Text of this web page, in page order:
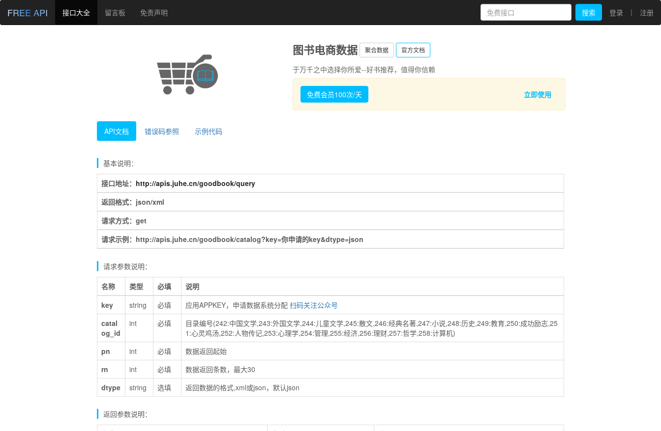
FREE API 接口大全 留言板 免责声明 搜索 登录 | 注册
图书电商数据 聚合数据 官方文档
于万千之中选择你所爱--好书推荐，值得你信赖
免费会员100次/天 立即使用
API文档 错误码参照 示例代码
基本说明：
接口地址： http://apis.juhe.cn/goodbook/query
返回格式：json/xml
请求方式：get
请求示例：http://apis.juhe.cn/goodbook/catalog?key=你申请的key&dtype=json
请求参数说明：
名称 类型 必填
说明
key
string 必填 应用APPKEY，申请数据系统分配 扫码关注公众号
catal
og_id
int 必填
目录编号(242:中国文学,243:外国文学,244:儿童文学,245:散文,246:经典名著,247:小说,248:历史,249:教育,250:成功励志,25
1:心灵鸡汤,252:人物传记,253:心理学,254:管理,255:经济,256:理财,257:哲学,258:计算机)
pn
int 必填
数据返回起始
rn
int 必填
数据返回条数，最大30
dtype
string 选填 返回数据的格式,xml或json，默认json
返回参数说明：